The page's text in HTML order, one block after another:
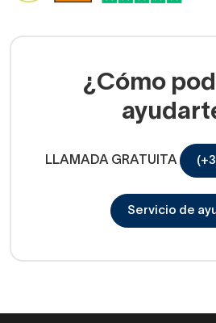
¿Cómo
LLAMADA GRATUITA
Servicio de